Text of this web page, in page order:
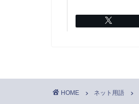
HOME ネット用語